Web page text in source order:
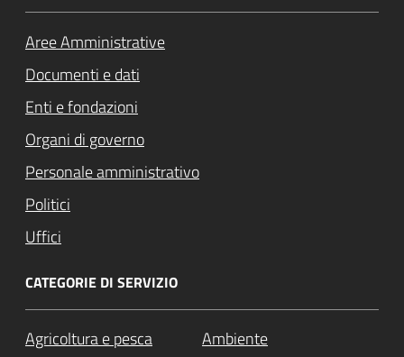
Aree Amministrative
Documenti e dati
Enti e fondazioni
Organi di governo
Personale amministrativo
Politici
Uffici
CATEGORIE DI SERVIZIO
Agricoltura e pesca Ambiente